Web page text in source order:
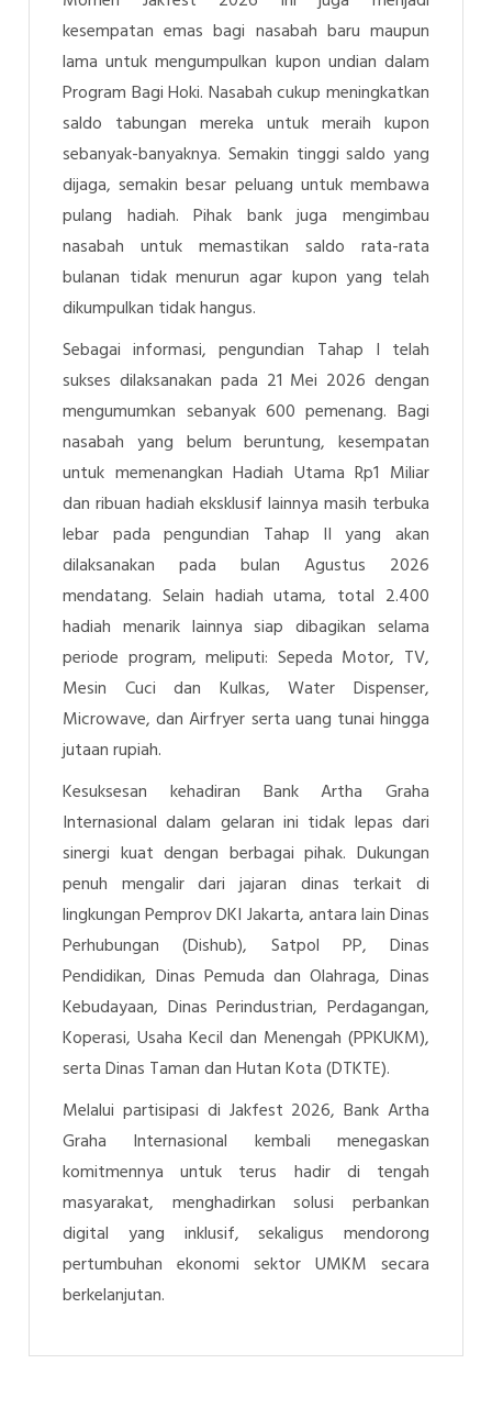
kesempatan emas bagi nasabah baru maupun
lama untuk mengumpulkan kupon undian dalam
Program Bagi Hoki. Nasabah cukup meningkatkan
saldo tabungan mereka untuk meraih kupon
sebanyak-banyaknya. Semakin tinggi saldo yang
dijaga, semakin besar peluang untuk membawa
pulang hadiah. Pihak bank juga mengimbau
nasabah untuk memastikan saldo rata-rata
bulanan tidak menurun agar kupon yang telah
dikumpulkan tidak hangus.
Sebagai informasi, pengundian Tahap I telah
sukses dilaksanakan pada 21 Mei 2026 dengan
mengumumkan sebanyak 600 pemenang. Bagi
nasabah yang belum beruntung, kesempatan
untuk memenangkan Hadiah Utama Rp1 Miliar
dan ribuan hadiah eksklusif lainnya masih terbuka
lebar pada pengundian Tahap II yang akan
dilaksanakan pada bulan Agustus 2026
mendatang. Selain hadiah utama, total 2.400
hadiah menarik lainnya siap dibagikan selama
periode program, meliputi: Sepeda Motor, TV,
Mesin Cuci dan Kulkas, Water Dispenser,
Microwave, dan Airfryer serta uang tunai hingga
jutaan rupiah.
Kesuksesan kehadiran Bank Artha Graha
Internasional dalam gelaran ini tidak lepas dari
sinergi kuat dengan berbagai pihak. Dukungan
penuh mengalir dari jajaran dinas terkait di
lingkungan Pemprov DKI Jakarta, antara lain Dinas
Perhubungan (Dishub), Satpol PP, Dinas
Pendidikan, Dinas Pemuda dan Olahraga, Dinas
Kebudayaan, Dinas Perindustrian, Perdagangan,
Koperasi, Usaha Kecil dan Menengah (PPKUKM),
serta Dinas Taman dan Hutan Kota (DTKTE).
Melalui partisipasi di Jakfest 2026, Bank Artha
Graha Internasional kembali menegaskan
komitmennya untuk terus hadir di tengah
masyarakat, menghadirkan solusi perbankan
digital yang inklusif, sekaligus mendorong
pertumbuhan ekonomi sektor UMKM secara
berkelanjutan.